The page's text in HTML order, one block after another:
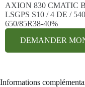
AXION 830 CMATIC
LSGPS S10 / 4 DE /
650/85R38-40%
DEMANDER
Informations